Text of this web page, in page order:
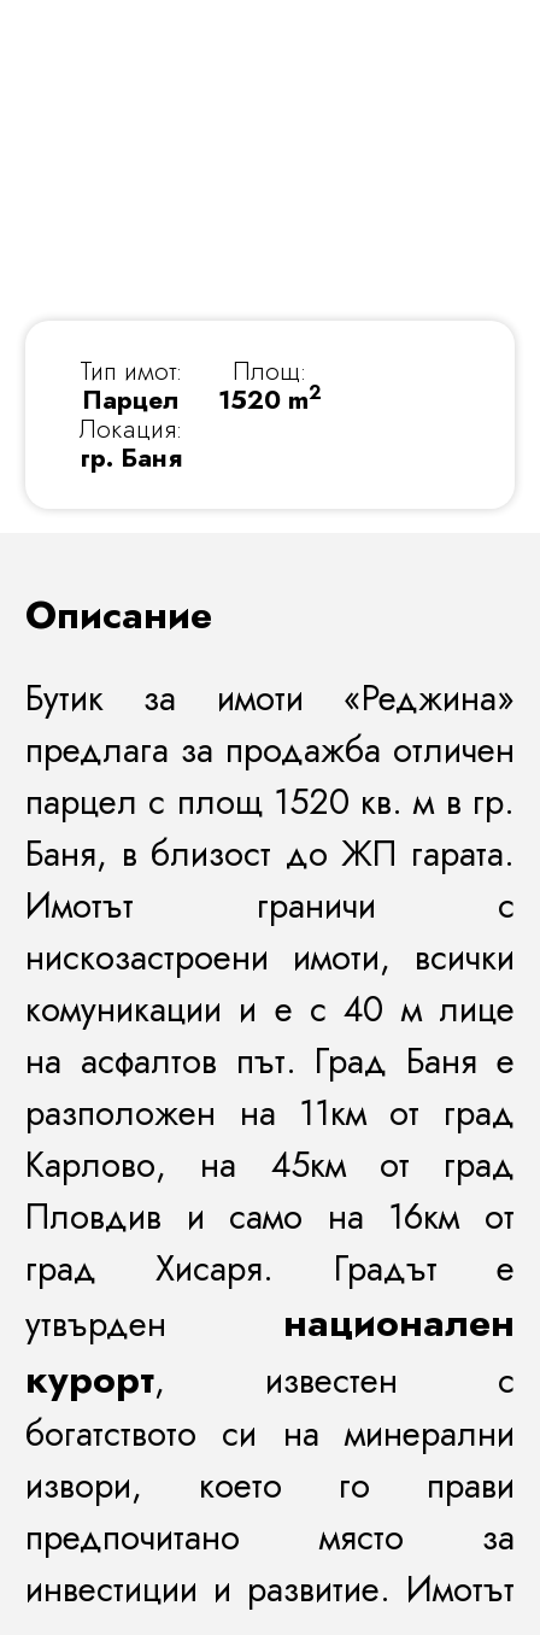
Тип имот:
Парцел
Локация:
гр. Баня
Площ:
1520 m2
Описание
Бутик за имоти «Реджина»
предлага за продажба отличен
парцел с площ 1520 кв. м в гр.
Баня, в близост до ЖП гарата.
Имотът граничи с
нискозастроени имоти, всички
комуникации и е с 40 м лице
на асфалтов път. Град Баня е
разположен на 11км от град
Карлово, на 45км от град
Пловдив и само на 16км от
град Хисаря. Градът е
утвърден национален
курорт, известен с
богатството си на минерални
извори, което го прави
предпочитано място за
инвестиции и развитие. Имотът